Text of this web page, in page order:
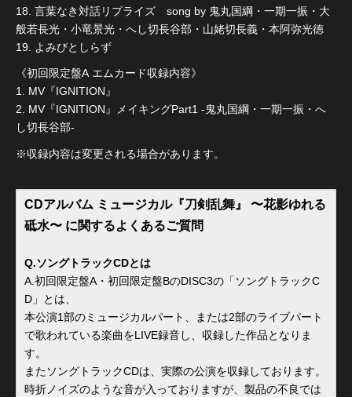
18. 言葉なき対話リプライズ song by 鬼丸国綱・一期一振・大
般若長光・小竜景光・へし切長谷部・山姥切長義・本阿弥光徳
19. よみびとしらず
《初回限定盤A エムカード収録内容》
1. MV『IGNITION』
2. MV『IGNITION』メイキングPart1 -鬼丸国綱・一期一振・へ
し切長谷部-
※収録内容は変更される場合があります。
CDアルバム ミュージカル『刀剣乱舞』 〜花影ゆれる
砥水〜 に関するよくあるご質問
Q.ソングトラックCDとは
A.初回限定盤A・初回限定盤BのDISC3の「ソングトラックC
D」とは、
本公演1部のミュージカルパート、または2部のライブパート
で歌われている楽曲をLIVE録音し、収録した作品となりま
す。
またソングトラックCDは、実際の公演を収録しております。
時折ノイズのような音が入っておりますが、製品の不良では